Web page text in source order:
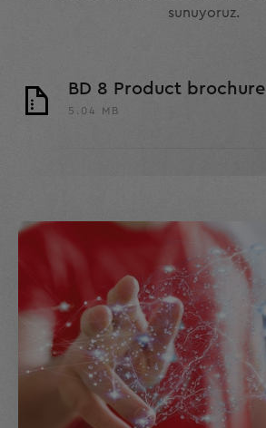
sunuyoruz.
BD 8 Product brochure
5.04 MB